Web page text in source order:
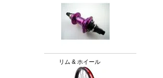
リム & ホイール